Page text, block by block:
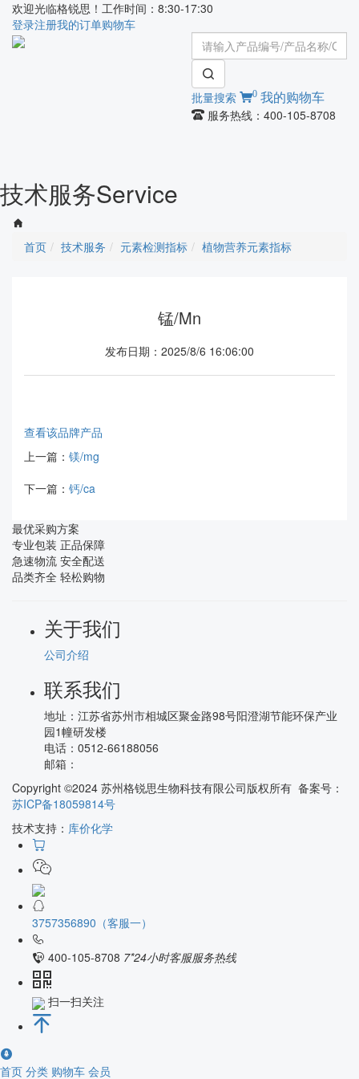
欢迎光临格锐思！工作时间：8:30-17:30
登录注册我的订单购物车
批量搜索 0 我的购物车
服务热线：400-105-8708
技术服务Service
首页 技术服务 元素检测指标 植物营养元素指标
锰/Mn
发布日期：2025/8/6 16:06:00
查看该品牌产品
上一篇： 镁/mg
下一篇： 钙/ca
最优采购方案
专业包装 正品保障
急速物流 安全配送
品类齐全 轻松购物
关于我们
公司介绍
联系我们
地址： 江苏省苏州市相城区聚金路98号阳澄湖节能环保产业
园1幢研发楼
电话： 0512-66188056
邮箱：
Copyright ©2024 苏州格锐思生物科技有限公司版权所有 备案号：
苏ICP备18059814号
技术支持： 库价化学
3757356890（客服一）
400-105-8708 7*24小时客服服务热线
扫一扫关注
首页 分类 购物车 会员